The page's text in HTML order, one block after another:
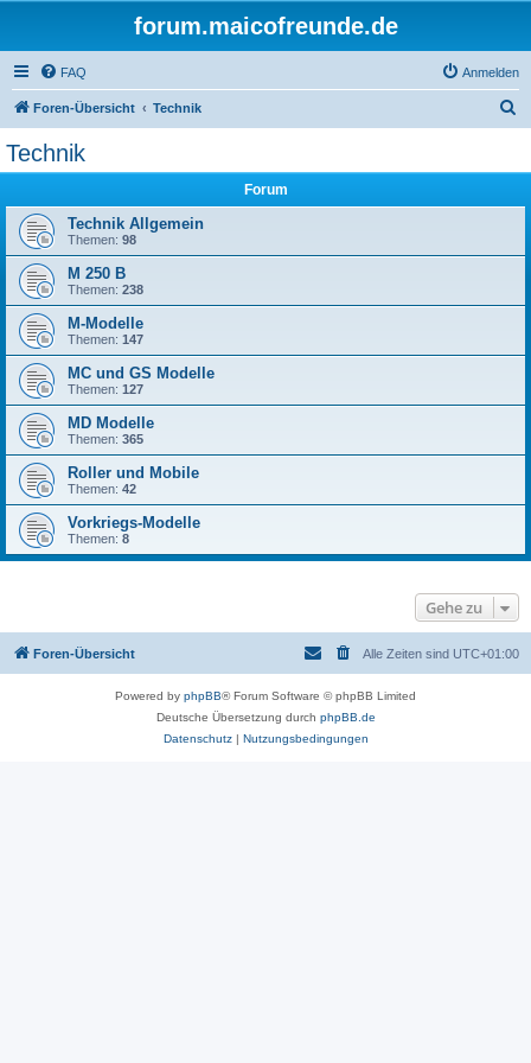
forum.maicofreunde.de
FAQ Anmelden
Foren-Übersicht Technik
Technik
Forum
Technik Allgemein
Themen: 98
M 250 B
Themen: 238
M-Modelle
Themen: 147
MC und GS Modelle
Themen: 127
MD Modelle
Themen: 365
Roller und Mobile
Themen: 42
Vorkriegs-Modelle
Themen: 8
Gehe zu
Foren-Übersicht Alle Zeiten sind UTC+01:00
Powered by phpBB® Forum Software © phpBB Limited
Deutsche Übersetzung durch phpBB.de
Datenschutz| Nutzungsbedingungen